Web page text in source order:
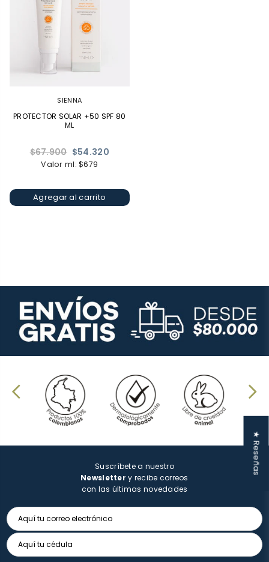
SIENNA
PROTECTOR SOLAR +50 SPF 80
ML
Precio
habitual
$67.900 $54.320
Valor ml: $679
Agregar al carrito
Suscríbete a nuestro
Newsletter y recibe correos
con las últimas novedades
★ Reseñas